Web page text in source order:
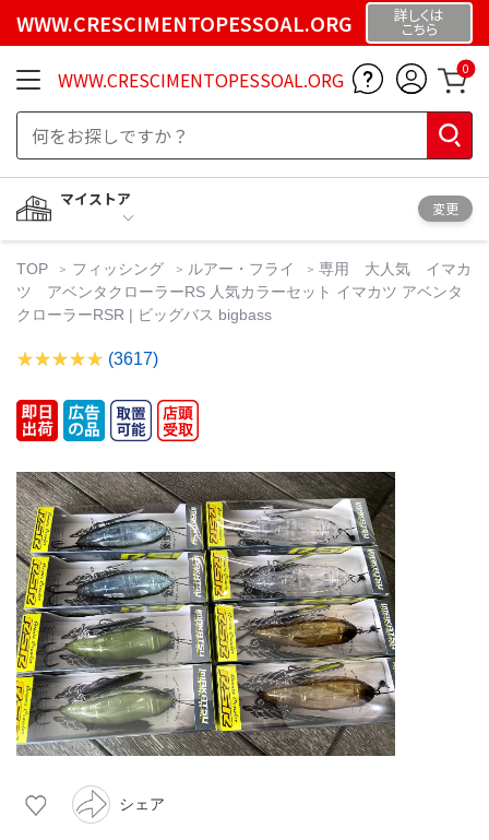
WWW.CRESCIMENTOPESSOAL.ORG 詳しくは
こちら
WWW.CRESCIMENTOPESSOAL.ORG 0
マイストア
変更
TOP フィッシング ルアー・フライ
専用 大人気 イマカ
ツ アベンタクローラーRS 人気カラーセット イマカツ アベンタ
クローラーRSR | ビッグバス bigbass
(3617)
シェア